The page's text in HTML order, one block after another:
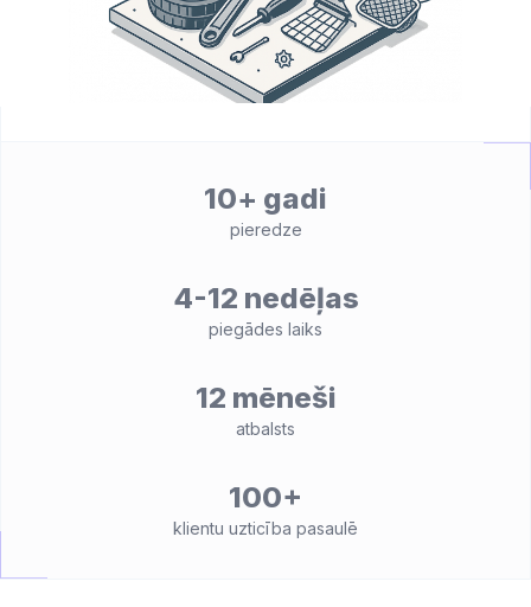
10+ gadi
pieredze
4-12 nedēļas
piegādes laiks
12 mēneši
atbalsts
100+
klientu uzticība pasaulē